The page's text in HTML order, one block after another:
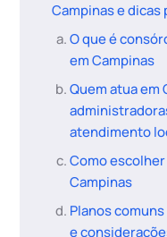
Campinas e
O que é
em Campinas
Quem atua em
atendimento
Como
Campinas
Planos
e